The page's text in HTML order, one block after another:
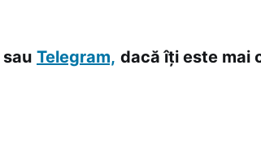
sau Telegram, dacă îți este mai